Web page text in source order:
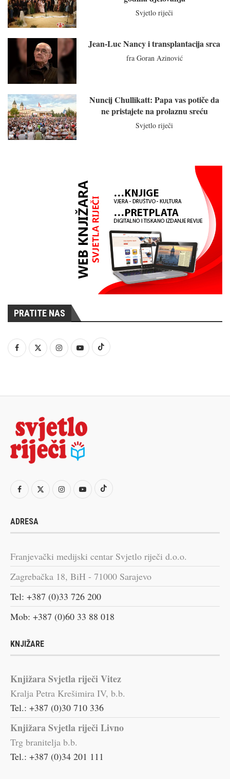
Svjetlo riječi
Jean-Luc Nancy i transplantacija srca
fra Goran Azinović
Nuncij Chullikatt: Papa vas potiče da
ne pristajete na prolaznu sreću
Svjetlo riječi
PRATITE NAS
ADRESA
Franjevački medijski centar Svjetlo riječi d.o.o.
Zagrebačka 18, BiH - 71000 Sarajevo
Tel: +387 (0)33 726 200
Mob: +387 (0)60 33 88 018
KNJIŽARE
Knjižara Svjetla riječi Vitez
Kralja Petra Krešimira IV, b.b.
Tel.: +387 (0)30 710 336
Knjižara Svjetla riječi Livno
Trg branitelja b.b.
Tel.: +387 (0)34 201 111